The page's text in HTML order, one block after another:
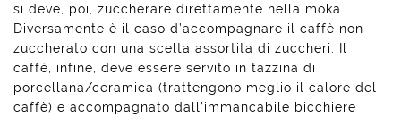
si deve, poi, zuccherare direttamente nella moka.
Diversamente è il caso d’accompagnare il caffè non
zuccherato con una scelta assortita di zuccheri. Il
caffè, infine, deve essere servito in tazzina di
porcellana/ceramica (trattengono meglio il calore del
caffè) e accompagnato dall’immancabile bicchiere